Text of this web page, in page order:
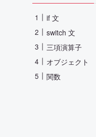
if 文
switch 文
三項演算子
オブジェクト
関数